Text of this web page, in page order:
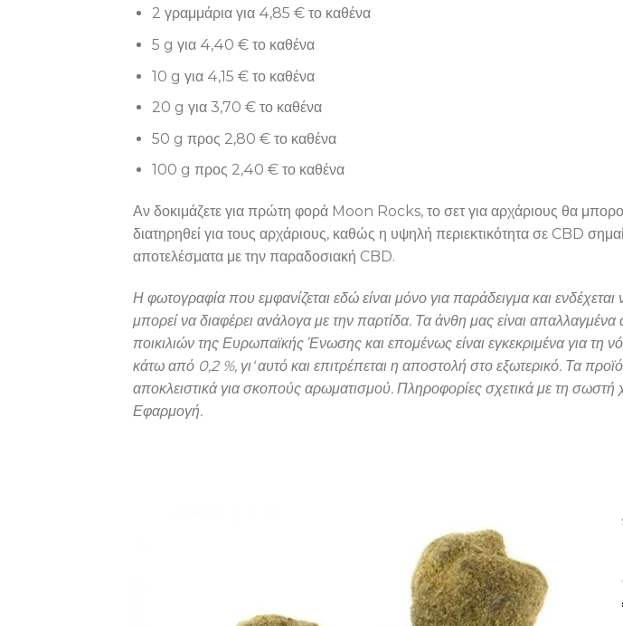
2 γραμμάρια για 4,85 € το καθένα
5 g για 4,40 € το καθένα
10 g για 4,15 € το καθένα
20 g για 3,70 € το καθένα
50 g προς 2,80 € το καθένα
100 g προς 2,40 € το καθένα
Αν δοκιμάζετε για πρώτη φορά Moon Rocks, το σετ για αρχάριους θα
διατηρηθεί για τους αρχάριους, καθώς η υψηλή περιεκτικότητα σε CBD
αποτελέσματα με την παραδοσιακή CBD.
Η φωτογραφία που εμφανίζεται εδώ είναι μόνο για παράδειγμα και
μπορεί να διαφέρει ανάλογα με την παρτίδα. Τα άνθη μας είναι
ποικιλιών της Ευρωπαϊκής Ένωσης και επομένως είναι εγκεκριμένα για τη
κάτω από 0,2 %, γι‘ αυτό και επιτρέπεται η αποστολή στο εξωτερικό. Τα
αποκλειστικά για σκοπούς αρωματισμού. Πληροφορίες σχετικά με τη
Εφαρμογή.